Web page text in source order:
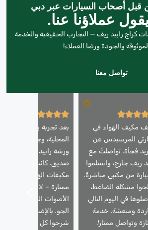
قبل أصحاب السيارات عبر دبي
عملاؤنا عنا.
كراج رابيد ريف — التجارب الحقيقية والخدمة
والجودة ورضا العملاء!
تواصل معنا
مكيف الهواء في
المرسيدس عن
فجأة. تواصلتُ مع
ريف جارج، واستلموا
من مكتبي مباشرةً.
مشكلة الضاغط،
في اليوم التالي
ومنعشة. خدمة
وتواصل ممتاز!
بعد تجربة بعض الورش
المحلية، وجدتُ أخيرًا
ورشة رابيد ريف عن
صديق. كانت خدمة
مكيفات الهواء لديهم
ممتازة – لا مزيد من
الأصوات الغريبة أو
الجو. بالإضافة إلى ذلك،
شرحوا كل شيء بوضوح.